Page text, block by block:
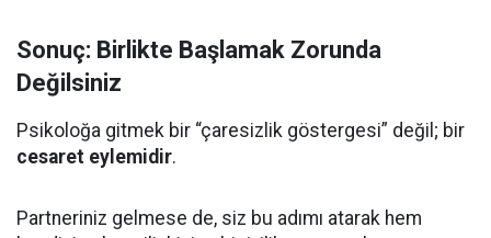
Sonuç: Birlikte Başlamak Zorunda
Değilsiniz
Psikoloğa gitmek bir “çaresizlik göstergesi” değil; bir
cesaret eylemidir.
Partneriniz gelmese de, siz bu adımı atarak hem